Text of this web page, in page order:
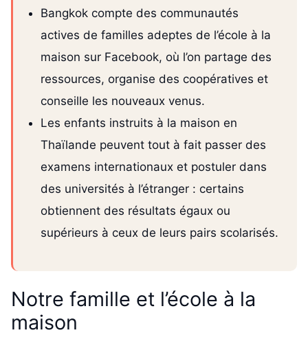
Bangkok compte des communautés
actives de familles adeptes de l’école à la
maison sur Facebook, où l’on partage des
ressources, organise des coopératives et
conseille les nouveaux venus.
Les enfants instruits à la maison en
Thaïlande peuvent tout à fait passer des
examens internationaux et postuler dans
des universités à l’étranger : certains
obtiennent des résultats égaux ou
supérieurs à ceux de leurs pairs scolarisés.
Notre famille et l’école à la
maison